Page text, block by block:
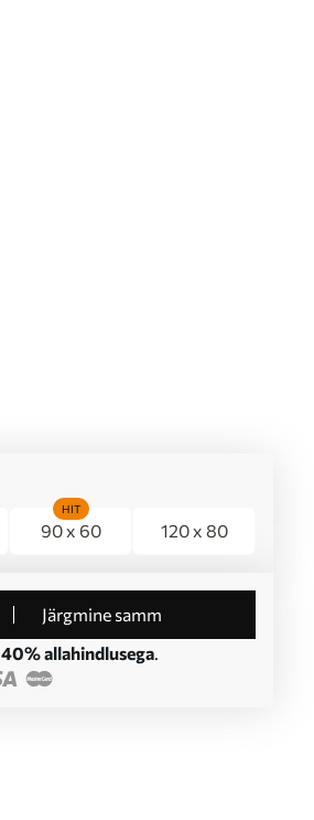
90 x 60
HIT
120 x 80
Järgmine samm
40% allahindlusega.